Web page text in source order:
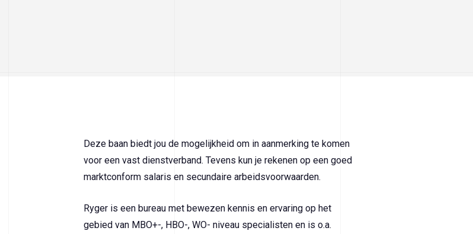
Deze baan biedt jou de mogelijkheid om in aanmerking te komen
voor een vast dienstverband. Tevens kun je rekenen op een goed
marktconform salaris en secundaire arbeidsvoorwaarden.
Ryger is een bureau met bewezen kennis en ervaring op het
gebied van MBO+-, HBO-, WO- niveau specialisten en is o.a.